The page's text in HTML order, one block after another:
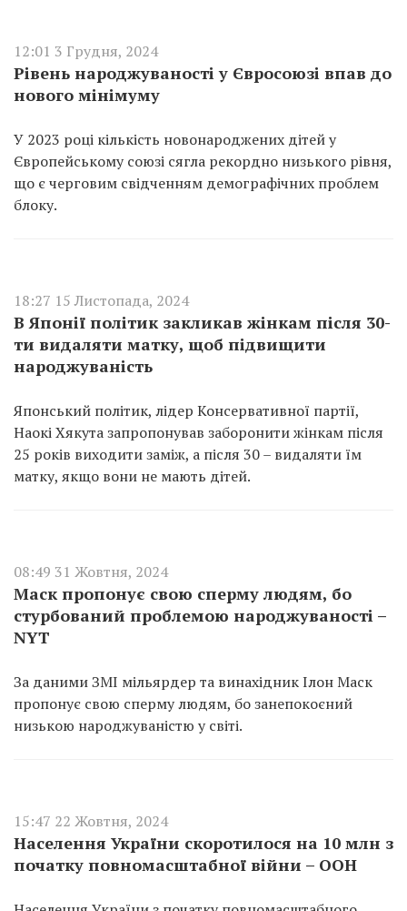
12:01 3 Грудня, 2024
Рівень народжуваності у Євросоюзі впав до
нового мінімуму
У 2023 році кількість новонароджених дітей у
Європейському союзі сягла рекордно низького рівня,
що є черговим свідченням демографічних проблем
блоку.
18:27 15 Листопада, 2024
В Японії політик закликав жінкам після 30-
ти видаляти матку, щоб підвищити
народжуваність
Японський політик, лідер Консервативної партії,
Наокі Хякута запропонував заборонити жінкам після
25 років виходити заміж, а після 30 – видаляти їм
матку, якщо вони не мають дітей.
08:49 31 Жовтня, 2024
Маск пропонує свою сперму людям, бо
стурбований проблемою народжуваності –
NYT
За даними ЗМІ мільярдер та винахідник Ілон Маск
пропонує свою сперму людям, бо занепокоєний
низькою народжуваністю у світі.
15:47 22 Жовтня, 2024
Населення України скоротилося на 10 млн з
початку повномасштабної війни – ООН